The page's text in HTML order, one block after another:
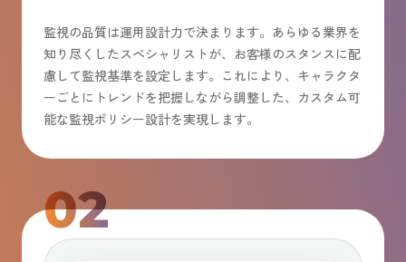
監視の品質は運用設計力で決まります。あらゆる業界を
知り尽くしたスペシャリストが、お客様のスタンスに配
慮して監視基準を設定します。これにより、キャラクタ
ーごとにトレンドを把握しながら調整した、カスタム可
能な監視ポリシー設計を実現します。
02